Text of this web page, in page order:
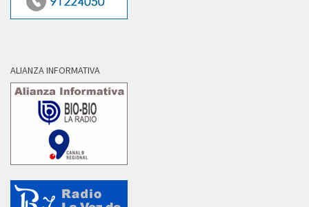
ALIANZA INFORMATIVA